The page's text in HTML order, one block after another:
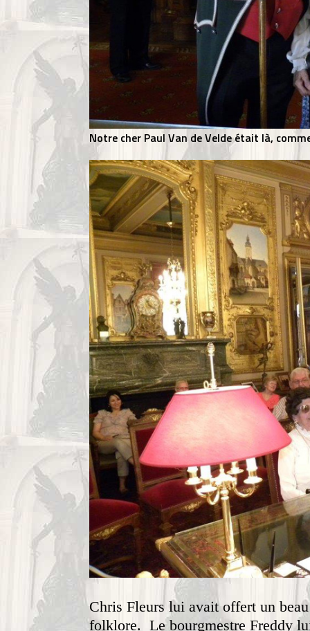
Notre cher Paul Van de Velde était là,
Chris Fleurs lui avait offert un
folklore. Le bourgmestre Freddy